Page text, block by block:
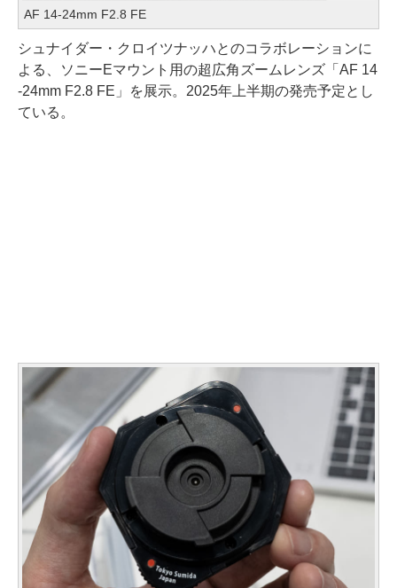
AF 14-24mm F2.8 FE
シュナイダー・クロイツナッハとのコラボレーションに
よる、ソニーEマウント用の超広角ズームレンズ「AF 14
-24mm F2.8 FE」を展示。2025年上半期の発売予定とし
ている。